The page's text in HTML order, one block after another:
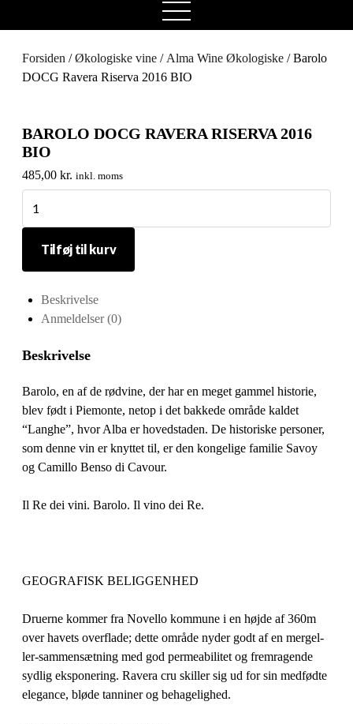
open
menu
Forsiden /Økologiske vine / Alma Wine Økologiske / Barolo
DOCG Ravera Riserva 2016 BIO
BAROLO DOCG RAVERA RISERVA 2016
BIO
485,00 kr. inkl. moms
DOCG
Riserva
2016
BIO
antal
Tilføj til kurv
Beskrivelse
Anmeldelser (0)
Beskrivelse
Barolo, en af ​​de rødvine, der har en meget gammel historie,
blev født i Piemonte, netop i det bakkede område kaldet
“Langhe”, hvor Alba er hovedstaden. De historiske personer,
som denne vin er knyttet til, er den kongelige familie Savoy
og Camillo Benso di Cavour.
Il Re dei vini. Barolo. Il vino dei Re.
GEOGRAFISK BELIGGENHED
Druerne kommer fra Novello kommune i en højde af 360m
over havets overflade; dette område nyder godt af en mergel-
ler-sammensætning med god permeabilitet og fremragende
sydlig eksponering. Ravera cru skiller sig ud for sin medfødte
elegance, bløde tanniner og behagelighed.